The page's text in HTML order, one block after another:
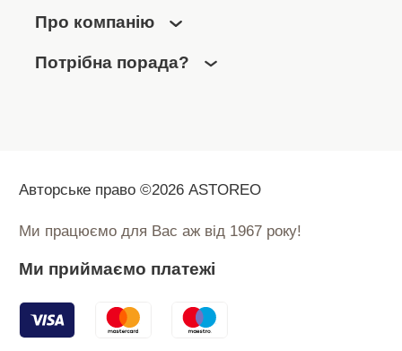
Про компанію
Потрібна порада?
Авторське право ©2026 ASTOREO
Ми працюємо для Вас аж від 1967 року!
Ми приймаємо платежі